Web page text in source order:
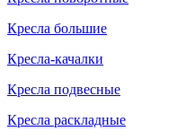
Кресла большие
Кресла-качалки
Кресла подвесные
Кресла раскладные